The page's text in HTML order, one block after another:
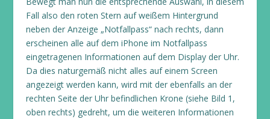
Fall also den roten Stern auf weißem Hintergrund
neben der Anzeige „Notfallpass“ nach rechts, dann
erscheinen alle auf dem iPhone im Notfallpass
eingetragenen Informationen auf dem Display der Uhr.
Da dies naturgemäß nicht alles auf einem Screen
angezeigt werden kann, wird mit der ebenfalls an der
rechten Seite der Uhr befindlichen Krone (siehe Bild 1,
oben rechts) gedreht, um die weiteren Informationen